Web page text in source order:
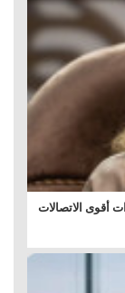
أقوى الاتصالات